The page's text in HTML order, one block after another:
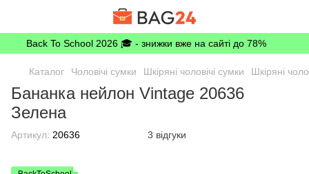
Back To School 2026 🎓 - знижки вже на сайті до 78%
Каталог Чоловічі сумки Шкіряні чоловічі сумки Шкіряні
Бананка нейлон Vintage 20636
Зелена
Артикул: 20636 3 відгуки